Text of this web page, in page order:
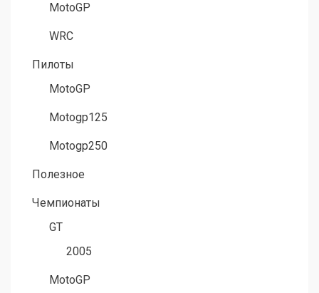
MotoGP
WRC
Пилоты
MotoGP
Motogp125
Motogp250
Полезное
Чемпионаты
GT
2005
MotoGP